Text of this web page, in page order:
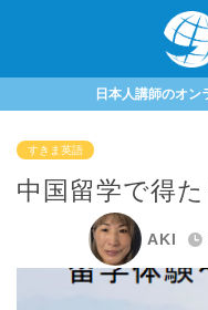
日本人講師のオン
すきま英語
中国留学で得
AKI